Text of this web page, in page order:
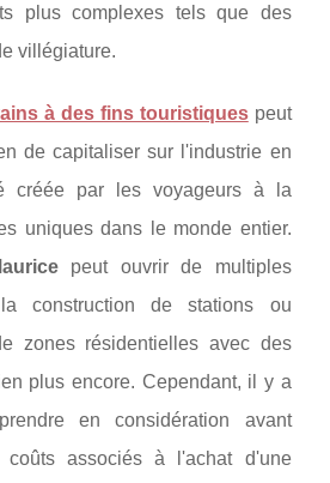
plus complexes tels que des
villégiature.
à des fins touristiquespeut
de capitaliser sur l'industrie en
créée par les voyageurs à la
uniques dans le monde entier.
peut ouvrir de multiples
construction de stations ou
zones résidentielles avec des
plus encore. Cependant, il y a
en considération avant
coûts associés à l'achat d'une